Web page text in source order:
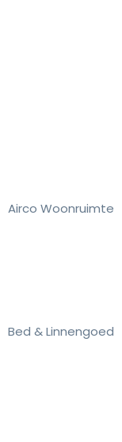
Airco Woonruimte
Bed & Linnengoed